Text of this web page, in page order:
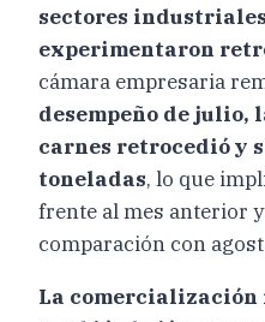
sectores
experimentaron
cámara empresaria
desempeño de julio,
carnes retrocedió y
toneladas, lo que
frente al mes anterior
comparación con
La